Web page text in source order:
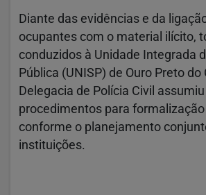
Diante das evidências e da
ocupantes com o material ilícito,
conduzidos à Unidade Integrada
Pública (UNISP) de Ouro Preto do
Delegacia de Polícia Civil
procedimentos para
conforme o planejamento
instituições.